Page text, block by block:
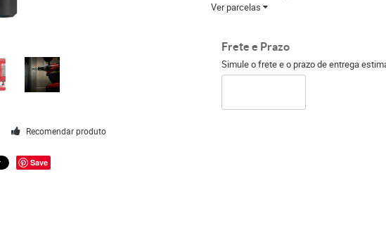
Recomendar produto
Save
Ver parcelas
Frete e Prazo
Simule o frete e o prazo de entrega